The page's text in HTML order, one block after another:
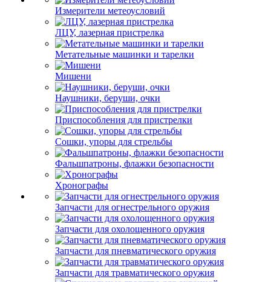
Измерители метеоусловий
ЛЦУ, лазерная пристрелка
Метательные машинки и тарелки
Мишени
Наушники, беруши, очки
Приспособления для пристрелки
Сошки, упоры для стрельбы
Фальшпатроны, флажки безопасности
Хронографы
Запчасти для огнестрельного оружия
Запчасти для охолощенного оружия
Запчасти для пневматического оружия
Запчасти для травматического оружия